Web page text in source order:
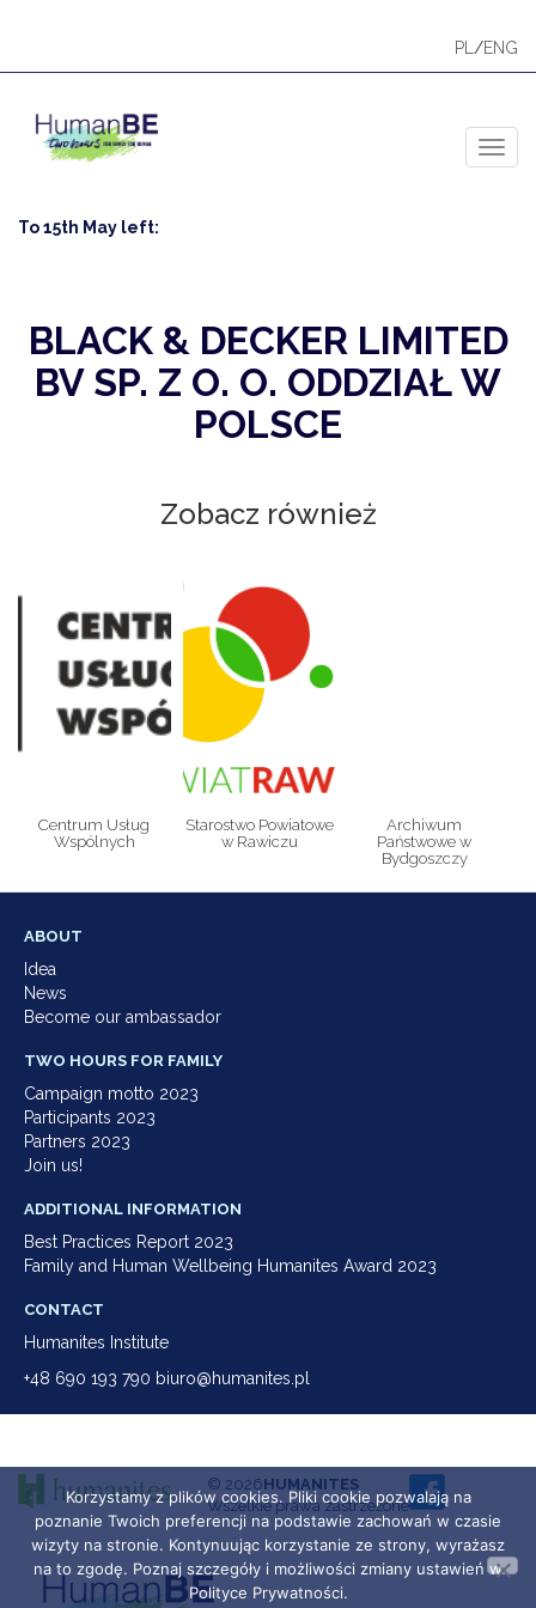
PL /ENG
To 15th May left:
BLACK & DECKER LIMITED
BV SP. Z O. O. ODDZIAŁ W
POLSCE
Zobacz również
Centrum Usług
Wspólnych
Starostwo Powiatowe
w Rawiczu
Archiwum
Państwowe w
Bydgoszczy
ABOUT
Idea
News
Become our ambassador
TWO HOURS FOR FAMILY
Campaign motto 2023
Participants 2023
Partners 2023
Join us!
ADDITIONAL INFORMATION
Best Practices Report 2023
Family and Human Wellbeing Humanites Award 2023
CONTACT
Humanites Institute
+48 690 193 790 biuro@humanites.pl
Korzystamy z plików cookies. Pliki cookie pozwalają na
poznanie Twoich preferencji na podstawie zachowań w czasie
wizyty na stronie. Kontynuując korzystanie ze strony, wyrażasz
na to zgodę. Poznaj szczegóły i możliwości zmiany ustawień w
Polityce Prywatności.
© 2026HUMANITES
Wszelkie prawa zastrzeżone